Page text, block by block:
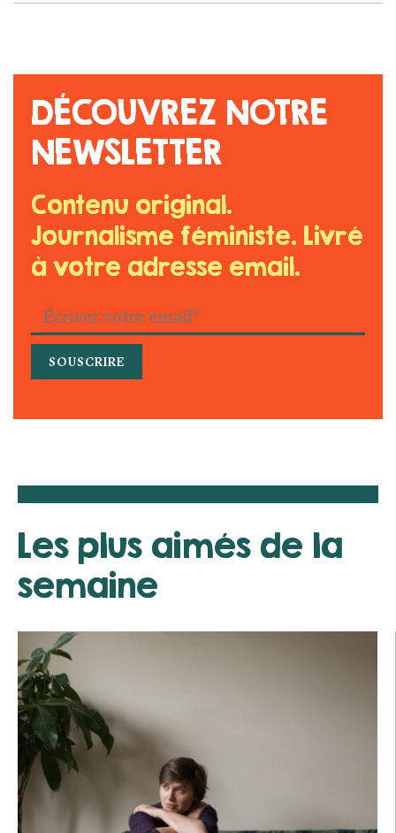
DÉCOUVREZ NOTRE
NEWSLETTER
Contenu original.
Journalisme féministe. Livré
à votre adresse email.
Les plus aimés de la
semaine